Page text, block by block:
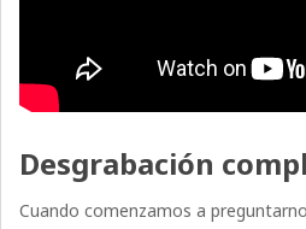
Desgrabación
Cuando comenzamos a